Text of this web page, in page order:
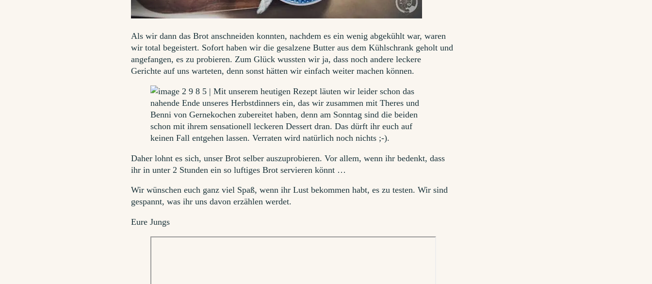
Als wir dann das Brot anschneiden konnten, nachdem es ein wenig abgekühlt war, waren
wir total begeistert. Sofort haben wir die gesalzene Butter aus dem Kühlschrank geholt und
angefangen, es zu probieren. Zum Glück wussten wir ja, dass noch andere leckere
Gerichte auf uns warteten, denn sonst hätten wir einfach weiter machen können.
Daher lohnt es sich, unser Brot selber auszuprobieren. Vor allem, wenn ihr bedenkt, dass
ihr in unter 2 Stunden ein so luftiges Brot servieren könnt …
Wir wünschen euch ganz viel Spaß, wenn ihr Lust bekommen habt, es zu testen. Wir sind
gespannt, was ihr uns davon erzählen werdet.
Eure Jungs